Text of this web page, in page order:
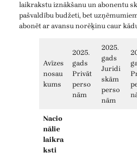
laikrakstu iznākšanu un abonentu
pašvaldību budžeti, bet
abonēt ar avansu norēķinu caur
Avīzes
nosau
kums
2025.
gads
Privāt
perso
nām
2025.
gads
Juridi
skām
perso
nām
Nacio
nālie
laikra
ksti